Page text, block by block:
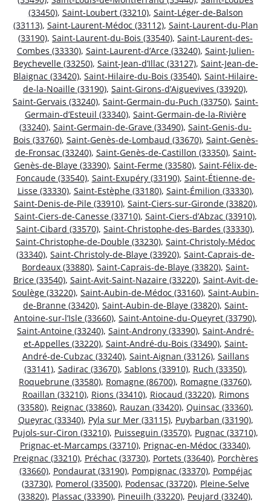
(33450), Saint-Loubert (33210), Saint-Léger-de-Balson
(33113), Saint-Laurent-Médoc (33112), Saint-Laurent-du-Plan
(33190), Saint-Laurent-du-Bois (33540), Saint-Laurent-des-
Combes (33330), Saint-Laurent-d’Arce (33240), Saint-Julien-
Beychevelle (33250), Saint-Jean-d’Illac (33127), Saint-Jean-de-
Blaignac (33420), Saint-Hilaire-du-Bois (33540), Saint-Hilaire-
de-la-Noaille (33190), Saint-Girons-d’Aiguevives (33920),
Saint-Gervais (33240), Saint-Germain-du-Puch (33750), Saint-
Germain-d’Esteuil (33340), Saint-Germain-de-la-Rivière
(33240), Saint-Germain-de-Grave (33490), Saint-Genis-du-
Bois (33760), Saint-Genès-de-Lombaud (33670), Saint-Genès-
de-Fronsac (33240), Saint-Genès-de-Castillon (33350), Saint-
Genès-de-Blaye (33390), Saint-Ferme (33580), Saint-Félix-de-
Foncaude (33540), Saint-Exupéry (33190), Saint-Étienne-de-
Lisse (33330), Saint-Estèphe (33180), Saint-Émilion (33330),
Saint-Denis-de-Pile (33910), Saint-Ciers-sur-Gironde (33820),
Saint-Ciers-de-Canesse (33710), Saint-Ciers-d’Abzac (33910),
Saint-Cibard (33570), Saint-Christophe-des-Bardes (33330),
Saint-Christophe-de-Double (33230), Saint-Christoly-Médoc
(33340), Saint-Christoly-de-Blaye (33920), Saint-Caprais-de-
Bordeaux (33880), Saint-Caprais-de-Blaye (33820), Saint-
Brice (33540), Saint-Avit-Saint-Nazaire (33220), Saint-Avit-de-
Soulège (33220), Saint-Aubin-de-Médoc (33160), Saint-Aubin-
de-Branne (33420), Saint-Aubin-de-Blaye (33820), Saint-
Antoine-sur-l’Isle (33660), Saint-Antoine-du-Queyret (33790),
Saint-Antoine (33240), Saint-Androny (33390), Saint-André-
et-Appelles (33220), Saint-André-du-Bois (33490), Saint-
André-de-Cubzac (33240), Saint-Aignan (33126), Saillans
(33141), Sadirac (33670), Sablons (33910), Ruch (33350),
Roquebrune (33580), Romagne (86700), Romagne (33760),
Roaillan (33210), Rions (33410), Riocaud (33220), Rimons
(33580), Reignac (33860), Rauzan (33420), Quinsac (33360),
Queyrac (33340), Pyla sur Mer (33115), Puybarban (33190),
Pujols-sur-Ciron (33210), Puisseguin (33570), Pugnac (33710),
Prignac-et-Marcamps (33710), Prignac-en-Médoc (33340),
Preignac (33210), Préchac (33730), Portets (33640), Porchères
(33660), Pondaurat (33190), Pompignac (33370), Pompéjac
(33730), Pomerol (33500), Podensac (33720), Pleine-Selve
(33820), Plassac (33390), Pineuilh (33220), Peujard (33240),